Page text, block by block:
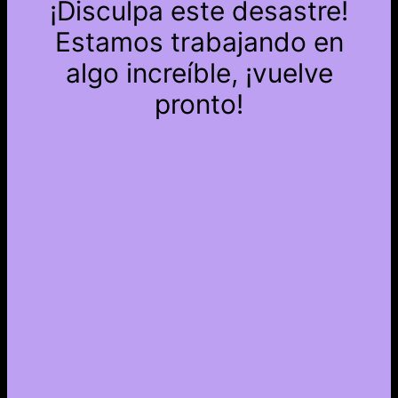
¡Disculpa este desastre!
Estamos trabajando en
algo increíble, ¡vuelve
pronto!